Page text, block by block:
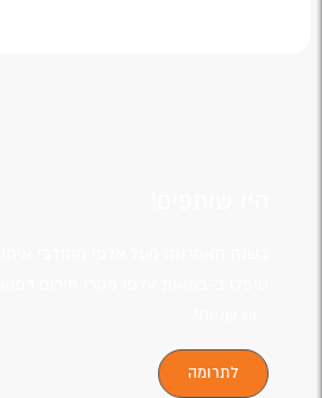
לתרומה